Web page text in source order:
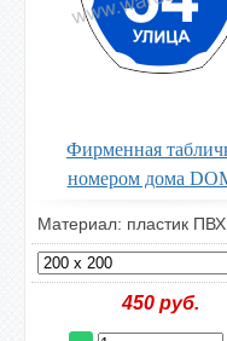
Фирменная
номером дома
Материал: пластик ПВХ
450 руб.